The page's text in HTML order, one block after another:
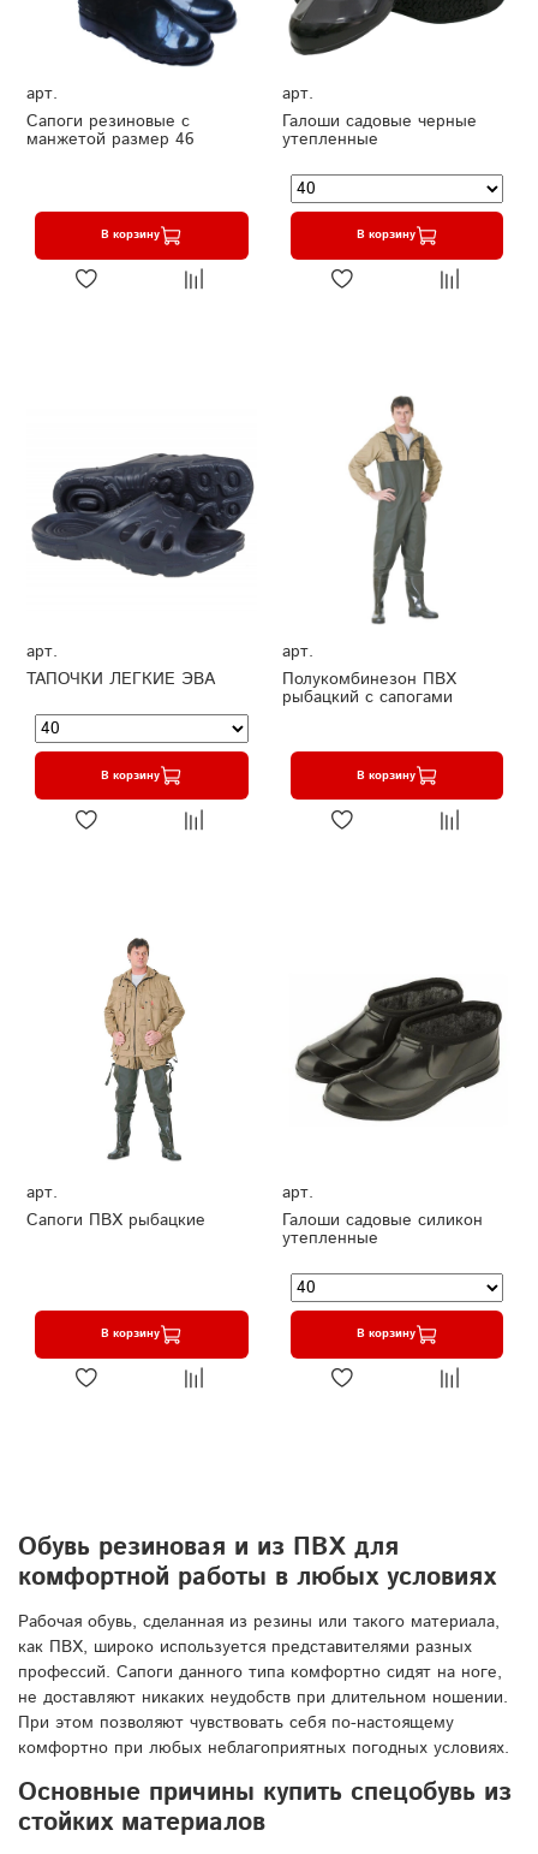
арт.
Сапоги резиновые с
манжетой размер 46
В корзину
арт.
Галоши садовые черные
утепленные
В корзину
арт.
ТАПОЧКИ ЛЕГКИЕ ЭВА
В корзину
арт.
Полукомбинезон ПВХ
рыбацкий с сапогами
В корзину
арт.
Сапоги ПВХ рыбацкие
В корзину
арт.
Галоши садовые силикон
утепленные
В корзину
Обувь резиновая и из ПВХ для
комфортной работы в любых условиях
Рабочая обувь, сделанная из резины или такого материала,
как ПВХ, широко используется представителями разных
профессий. Сапоги данного типа комфортно сидят на ноге,
не доставляют никаких неудобств при длительном ношении.
При этом позволяют чувствовать себя по-настоящему
комфортно при любых неблагоприятных погодных условиях.
Основные причины купить спецобувь из
стойких материалов